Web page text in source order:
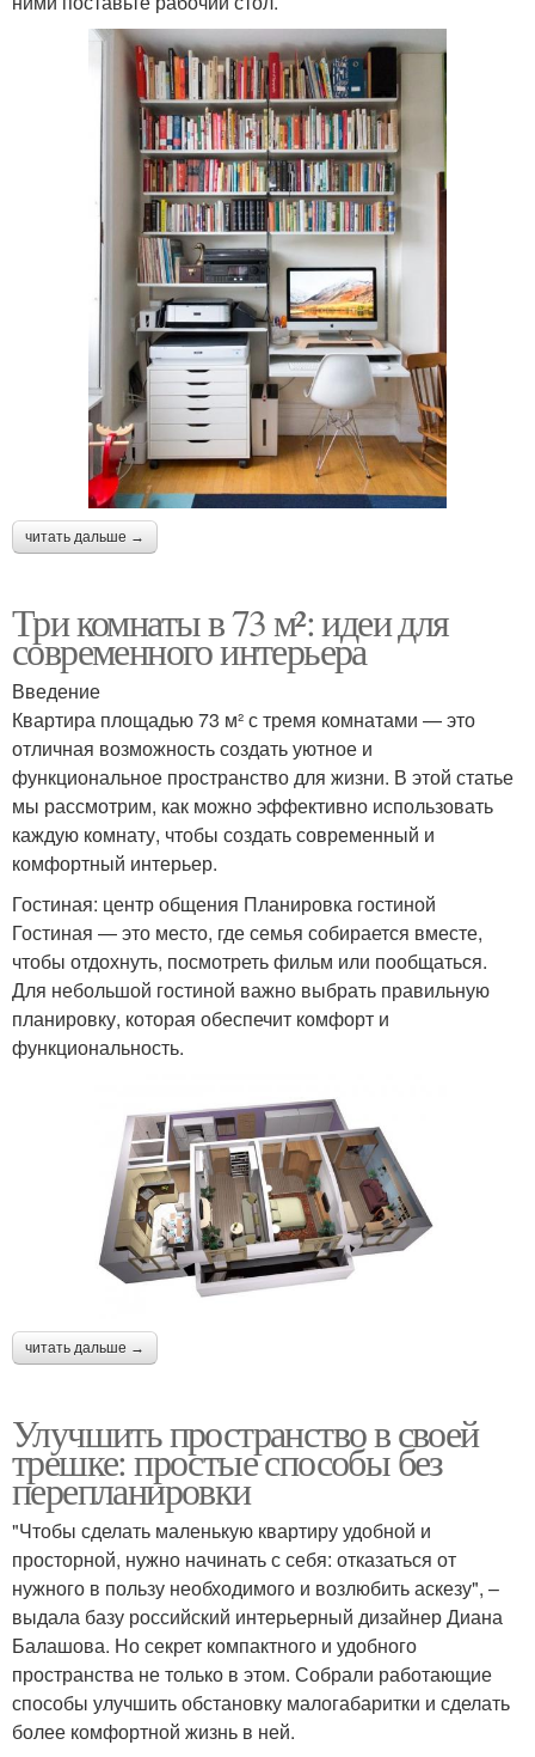
читать дальше →
Три комнаты в 73 м²: идеи для
современного интерьера
Введение
Квартира площадью 73 м² с тремя комнатами — это
отличная возможность создать уютное и
функциональное пространство для жизни. В этой статье
мы рассмотрим, как можно эффективно использовать
каждую комнату, чтобы создать современный и
комфортный интерьер.
Гостиная: центр общения Планировка гостиной
Гостиная — это место, где семья собирается вместе,
чтобы отдохнуть, посмотреть фильм или пообщаться.
Для небольшой гостиной важно выбрать правильную
планировку, которая обеспечит комфорт и
функциональность.
читать дальше →
Улучшить пространство в своей
трешке: простые способы без
перепланировки
"Чтобы сделать маленькую квартиру удобной и
просторной, нужно начинать с себя: отказаться от
нужного в пользу необходимого и возлюбить аскезу", –
выдала базу российский интерьерный дизайнер Диана
Балашова. Но секрет компактного и удобного
пространства не только в этом. Собрали работающие
способы улучшить обстановку малогабаритки и сделать
более комфортной жизнь в ней.